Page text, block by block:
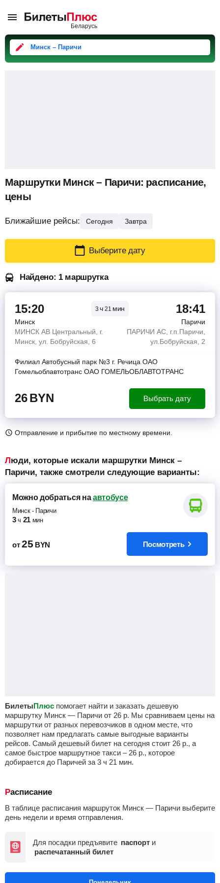
Минск – Паричи
Маршрутки Минск – Паричи: расписание,
цены
Ближайшие рейсы: Сегодня Завтра
Выберите дату
Найдено: 1 маршрутка
15:20 3ч 21 мин 18:41
Минск
Паричи
МИНСК АВ Центральный, г.
Минск, ул. Бобруйская, 6
ПАРИЧИ АС, г.п.Паричи,
ул.Бобруйская, 2
Филиал Автобусный парк №3 г. Речица ОАО
Гомельоблавтотранс ОАО ГОМЕЛЬОБЛАВТОТРАНС
26BYN Выбрать дату
Отправление и прибытие по местному времени.
Люди, которые искали маршрутки Минск –
Паричи, также смотрели следующие варианты:
Можно добратьсяна автобусе
Минск- Паричи
3 ч 21 мин
от 25 BYN Посмотреть
БилетыПлюс помогает найти и заказать дешевую
маршрутку Минск — Паричи от 26 р. Мы сравниваем цены на
маршрутки от разных перевозчиков в одном месте, что
позволяет нам предлагать самые выгодные варианты
рейсов. Самый дешевый билет на сегодня стоит 26 р., а
самое быстрое маршрутное такси – 26 р., которое
добирается до Паричей за 3 ч 21 мин.
Расписание
В таблице расписания маршруток Минск — Паричи выберите
день недели и время отправления.
Для посадки предъявите паспорт и
распечатанный билет